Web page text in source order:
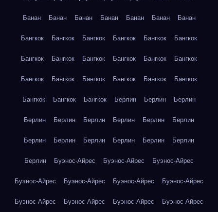
Банан Банан Банан Банан Банан Банан Банан
Бангкок Бангкок Бангкок Бангкок Бангкок Бангкок
Бангкок Бангкок Бангкок Бангкок Бангкок Бангкок
Бангкок Бангкок Бангкок Бангкок Бангкок Бангкок
Бангкок Бангкок Бангкок Берлин Берлин Берлин
Берлин Берлин Берлин Берлин Берлин Берлин
Берлин Берлин Берлин Берлин Берлин Берлин
Берлин Буэнос-Айрес Буэнос-Айрес Буэнос-Айрес
Буэнос-Айрес Буэнос-Айрес Буэнос-Айрес Буэнос-Айрес
Буэнос-Айрес Буэнос-Айрес Буэнос-Айрес Буэнос-Айрес